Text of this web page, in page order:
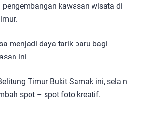
kawasan wisata di
menjadi daya tarik baru bagi
ini.
Timur Bukit Samak ini, selain
spot – spot foto kreatif.